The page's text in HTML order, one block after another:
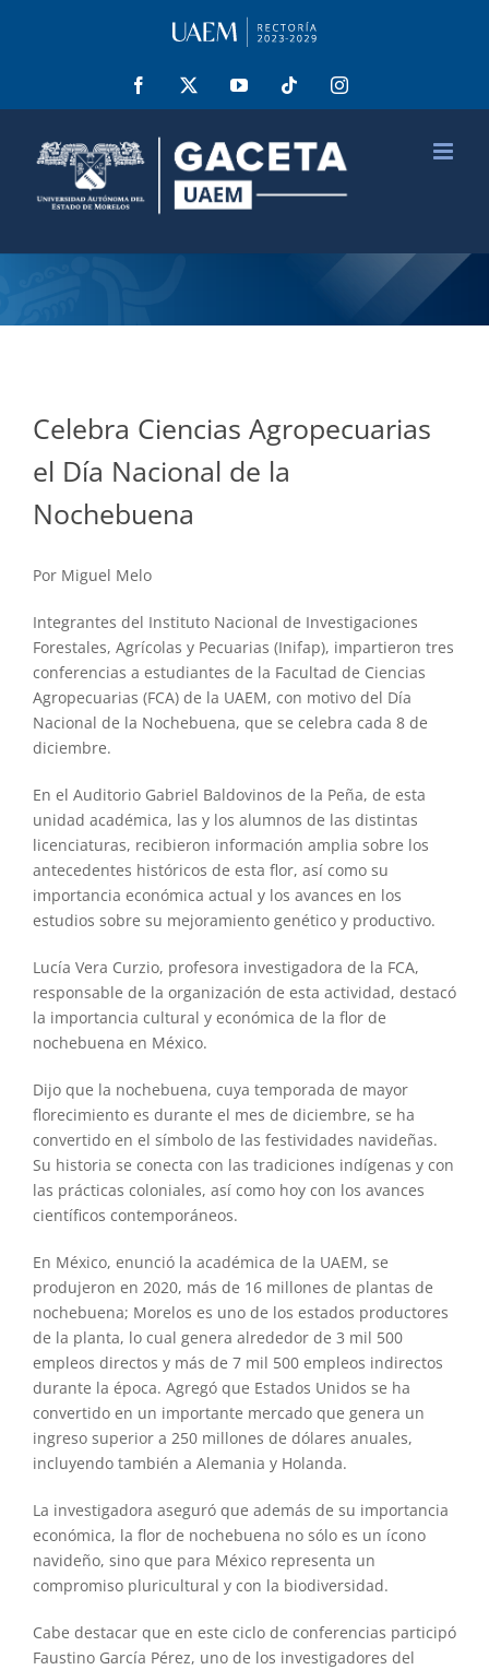
Facebook YouTube Tiktok Instagram
Celebra Ciencias Agropecuarias
el Día Nacional de la
Nochebuena
Por Miguel Melo
Integrantes del Instituto Nacional de Investigaciones
Forestales, Agrícolas y Pecuarias (Inifap), impartieron tres
conferencias a estudiantes de la Facultad de Ciencias
Agropecuarias (FCA) de la UAEM, con motivo del Día
Nacional de la Nochebuena, que se celebra cada 8 de
diciembre.
En el Auditorio Gabriel Baldovinos de la Peña, de esta
unidad académica, las y los alumnos de las distintas
licenciaturas, recibieron información amplia sobre los
antecedentes históricos de esta flor, así como su
importancia económica actual y los avances en los
estudios sobre su mejoramiento genético y productivo.
Lucía Vera Curzio, profesora investigadora de la FCA,
responsable de la organización de esta actividad, destacó
la importancia cultural y económica de la flor de
nochebuena en México.
Dijo que la nochebuena, cuya temporada de mayor
florecimiento es durante el mes de diciembre, se ha
convertido en el símbolo de las festividades navideñas.
Su historia se conecta con las tradiciones indígenas y con
las prácticas coloniales, así como hoy con los avances
científicos contemporáneos.
En México, enunció la académica de la UAEM, se
produjeron en 2020, más de 16 millones de plantas de
nochebuena; Morelos es uno de los estados productores
de la planta, lo cual genera alrededor de 3 mil 500
empleos directos y más de 7 mil 500 empleos indirectos
durante la época. Agregó que Estados Unidos se ha
convertido en un importante mercado que genera un
ingreso superior a 250 millones de dólares anuales,
incluyendo también a Alemania y Holanda.
La investigadora aseguró que además de su importancia
económica, la flor de nochebuena no sólo es un ícono
navideño, sino que para México representa un
compromiso pluricultural y con la biodiversidad.
Cabe destacar que en este ciclo de conferencias participó
Faustino García Pérez, uno de los investigadores del